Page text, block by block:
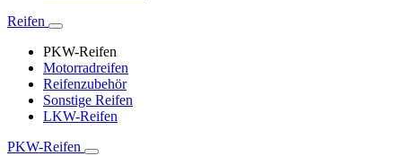
Reifen
PKW-Reifen
Motorradreifen
Reifenzubehör
Sonstige Reifen
LKW-Reifen
PKW-Reifen